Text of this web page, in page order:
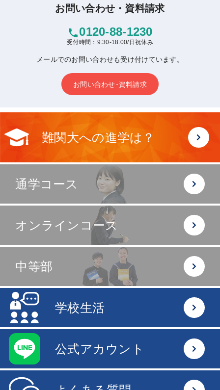
お問い合わせ・資料請求
phone0120-88-1230
受付時間：9:30-18:00/日祝休み
メールでのお問い合わせも受け付けています。
お問い合わせ･資料請求
難関大への進学は？
通学コース
オンラインコース
中等部
学校生活
公式アカウント